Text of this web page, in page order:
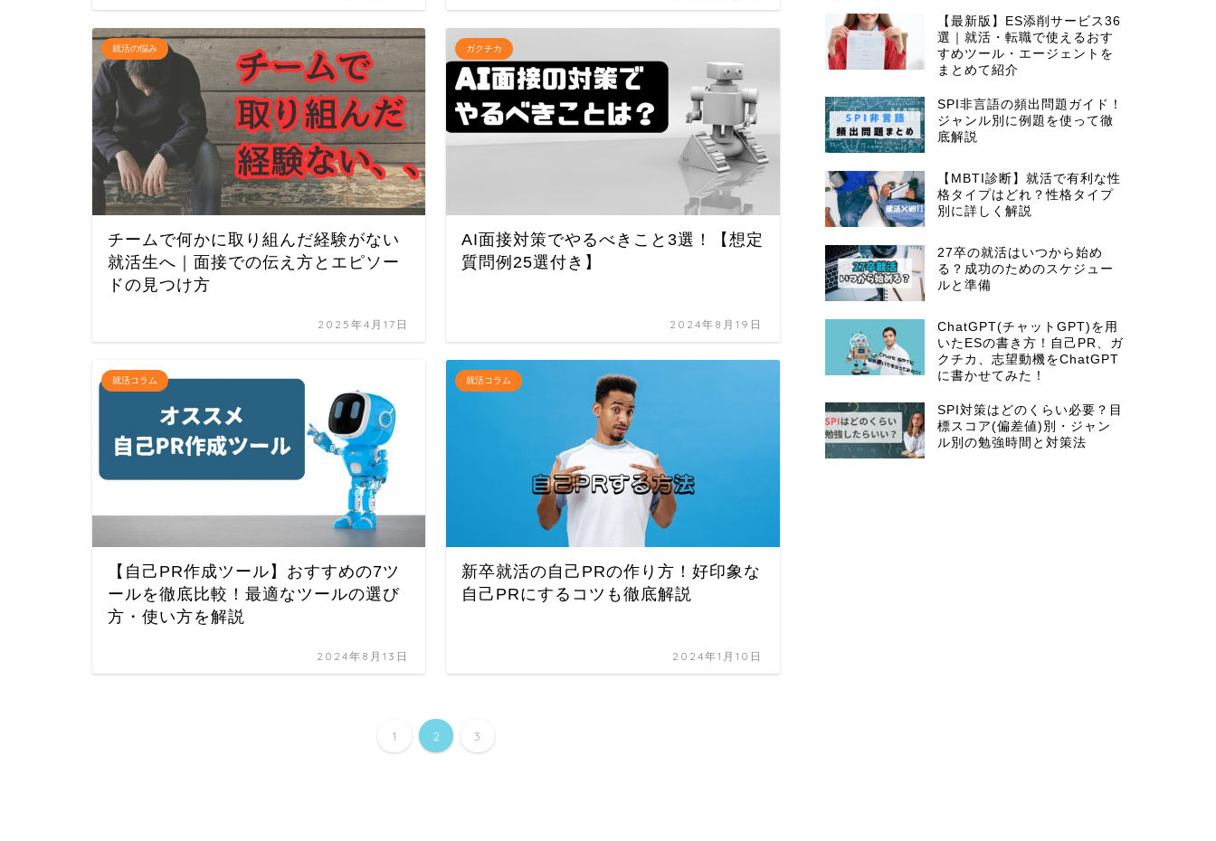
就活の悩み
チームで何かに取り組んだ経験がない
就活生へ｜面接での伝え方とエピソー
ドの見つけ方
2025年4月17日
ガクチカ
AI面接対策でやるべきこと3選！【想定
質問例25選付き】
2024年8月19日
就活コラム
【自己PR作成ツール】おすすめの7ツ
ールを徹底比較！最適なツールの選び
方・使い方を解説
2024年8月13日
就活コラム
新卒就活の自己PRの作り方！好印象な
自己PRにするコツも徹底解説
2024年1月10日
1 2 3
【最新版】ES添削サービス36
選｜就活・転職で使えるおす
すめツール・エージェントを
まとめて紹介
SPI非言語の頻出問題ガイド！
ジャンル別に例題を使って徹
底解説
【MBTI診断】就活で有利な性
格タイプはどれ？性格タイプ
別に詳しく解説
27卒の就活はいつから始め
る？成功のためのスケジュー
ルと準備
ChatGPT(チャットGPT)を用
いたESの書き方！自己PR、ガ
クチカ、志望動機をChatGPT
に書かせてみた！
SPI対策はどのくらい必要？目
標スコア(偏差値)別・ジャン
ル別の勉強時間と対策法